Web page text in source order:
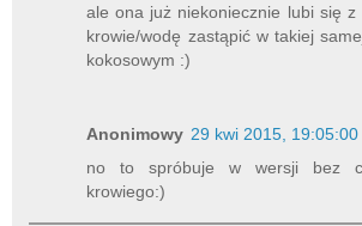
ale ona już niekoniecznie lubi się z
krowie/wodę zastąpić w takiej
kokosowym :)
Anonimowy 29 kwi 2015, 19:05:00
no to spróbuje w wersji bez
krowiego:)